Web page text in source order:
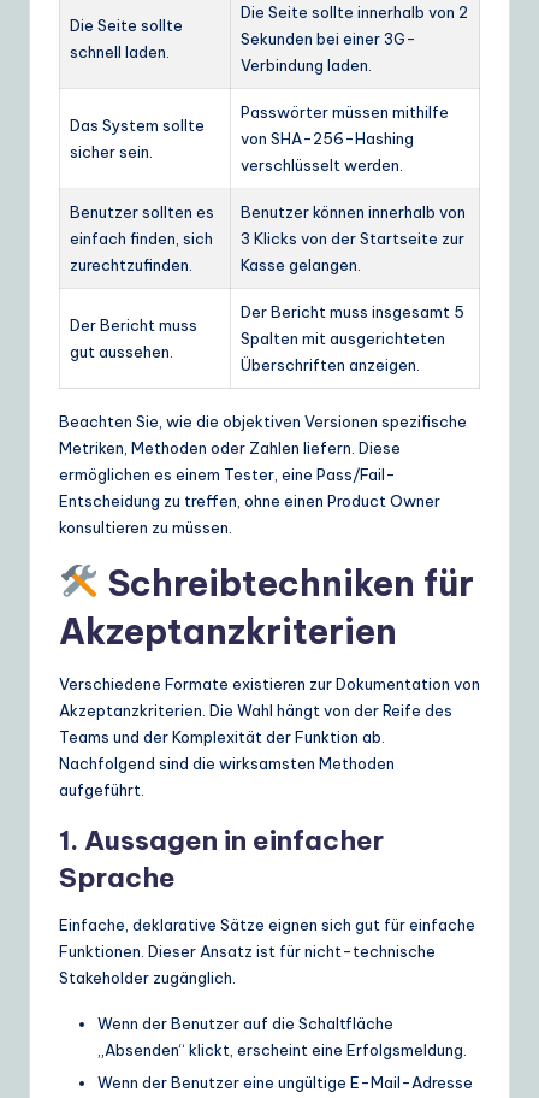
Die Seite sollte
schnell laden.
Die Seite sollte innerhalb von 2
Sekunden bei einer 3G-
Verbindung laden.
Das System sollte
sicher sein.
Passwörter müssen mithilfe
von SHA-256-Hashing
verschlüsselt werden.
Benutzer sollten es
einfach finden, sich
zurechtzufinden.
Benutzer können innerhalb von
3 Klicks von der Startseite zur
Kasse gelangen.
Der Bericht muss
gut aussehen.
Der Bericht muss insgesamt 5
Spalten mit ausgerichteten
Überschriften anzeigen.
Beachten Sie, wie die objektiven Versionen spezifische
Metriken, Methoden oder Zahlen liefern. Diese
ermöglichen es einem Tester, eine Pass/Fail-
Entscheidung zu treffen, ohne einen Product Owner
konsultieren zu müssen.
Schreibtechniken für
Akzeptanzkriterien
Verschiedene Formate existieren zur Dokumentation von
Akzeptanzkriterien. Die Wahl hängt von der Reife des
Teams und der Komplexität der Funktion ab.
Nachfolgend sind die wirksamsten Methoden
aufgeführt.
1. Aussagen in einfacher
Sprache
Einfache, deklarative Sätze eignen sich gut für einfache
Funktionen. Dieser Ansatz ist für nicht-technische
Stakeholder zugänglich.
Wenn der Benutzer auf die Schaltfläche
„Absenden“ klickt, erscheint eine Erfolgsmeldung.
Wenn der Benutzer eine ungültige E-Mail-Adresse